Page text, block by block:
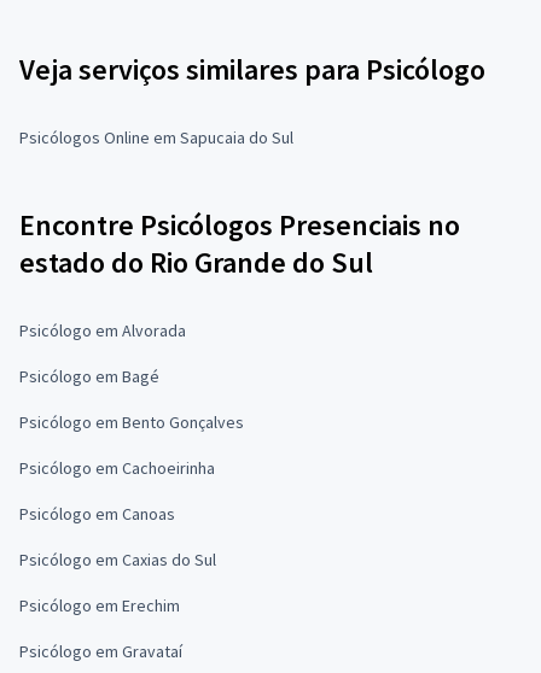
Veja serviços similares para Psicólogo
Psicólogos Online em Sapucaia do Sul
Encontre Psicólogos Presenciais no
estado do Rio Grande do Sul
Psicólogo em Alvorada
Psicólogo em Bagé
Psicólogo em Bento Gonçalves
Psicólogo em Cachoeirinha
Psicólogo em Canoas
Psicólogo em Caxias do Sul
Psicólogo em Erechim
Psicólogo em Gravataí